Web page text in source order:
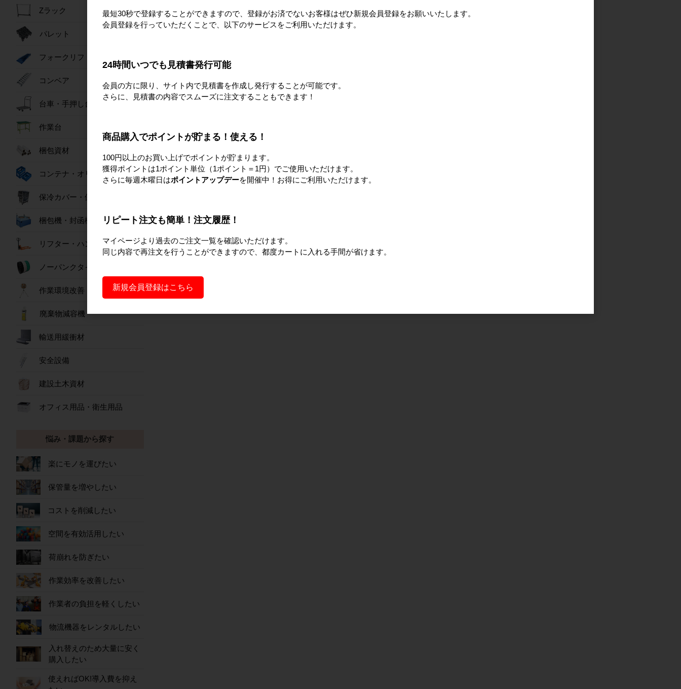
すべてのおすすめ商品を見る
Zラック
パレット
フォークリフトスロープ
コンベア
台車・手押し台車
作業台
梱包資材
コンテナ・オリコン
保冷カバー・保冷ボックス
梱包機・封函機
リフター・ハンドパレット
ノーパンクタイヤ
作業環境改善
廃棄物減容機
輸送用緩衝材
安全設備
建設土木資材
オフィス用品・衛生用品
悩み・課題から探す
楽にモノを運びたい
保管量を増やしたい
コストを削減したい
空間を有効活用したい
荷崩れを防ぎたい
作業効率を改善したい
作業者の負担を軽くしたい
物流機器をレンタルしたい
入れ替えのため大量に安く
購入したい
使えればOK!導入費を抑え
最短30秒で登録することができますので、登録がお済でないお客様はぜひ新規会員登録をお願いいたします。
会員登録を行っていただくことで、以下のサービスをご利用いただけます。
24時間いつでも見積書発行可能
会員の方に限り、サイト内で見積書を作成し発行することが可能です。
さらに、見積書の内容でスムーズに注文することもできます！
商品購入でポイントが貯まる！使える！
100円以上のお買い上げでポイントが貯まります。
獲得ポイントは1ポイント単位（1ポイント＝1円）でご使用いただけます。
さらに毎週木曜日はポイントアップデーを開催中！お得にご利用いただけます。
リピート注文も簡単！注文履歴！
マイページより過去のご注文一覧を確認いただけます。
同じ内容で再注文を行うことができますので、都度カートに入れる手間が省けます。
新規会員登録はこちら